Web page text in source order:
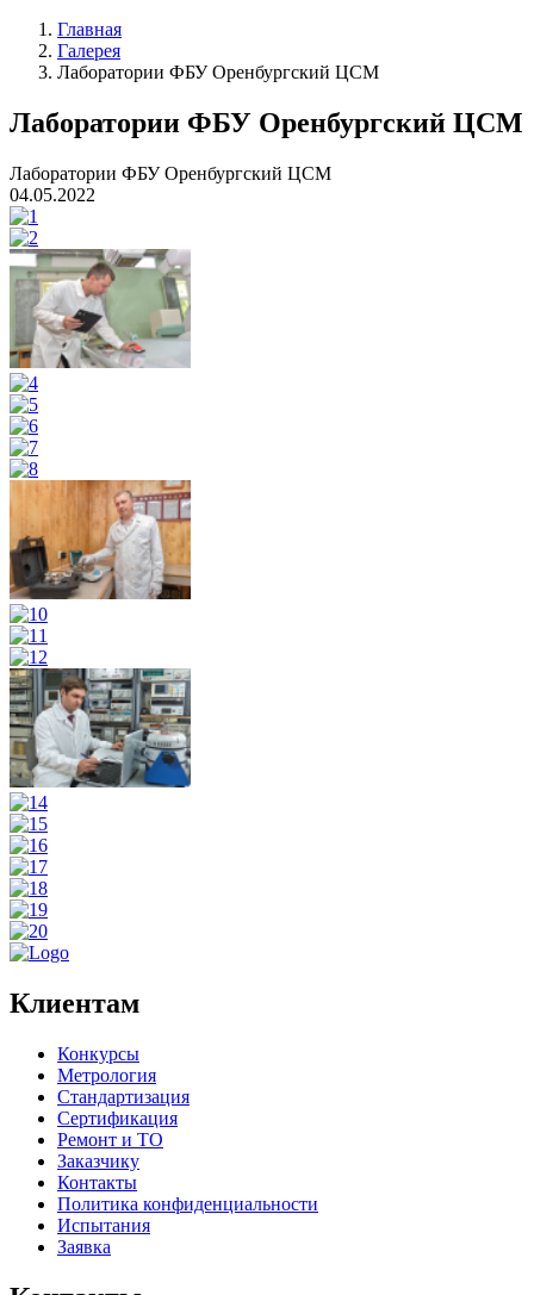
Главная
Галерея
Лаборатории ФБУ Оренбургский ЦСМ
Лаборатории ФБУ Оренбургский ЦСМ
Лаборатории ФБУ Оренбургский ЦСМ
04.05.2022
Клиентам
Конкурсы
Метрология
Стандартизация
Сертификация
Ремонт и ТО
Заказчику
Контакты
Политика конфиденциальности
Испытания
Заявка